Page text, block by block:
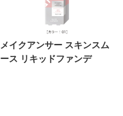
メイクアンサー スキンスム
ース リキッドファンデ